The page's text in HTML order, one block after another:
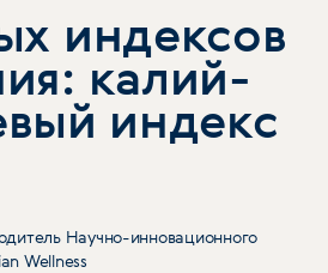
индексов
калий-
индекс
Научно-инновационного
Wellness